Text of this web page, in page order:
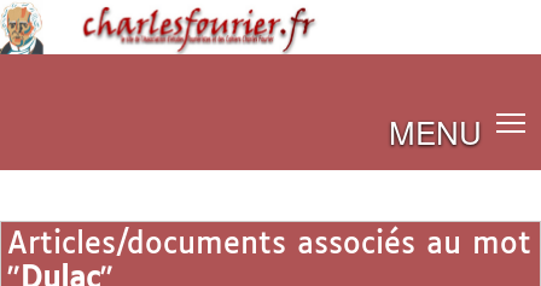
MENU
Articles/documents associés au mot
" Dulac"